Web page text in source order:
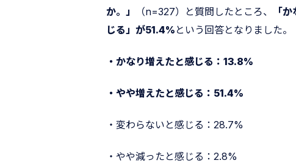
か。」
（n=327）と質問したところ、
「
じる」が51.4% という回答となりました。
・かなり増えたと感じる：13.8%
・やや増えたと感じる：51.4%
・変わらないと感じる：28.7%
・やや減ったと感じる：2.8%